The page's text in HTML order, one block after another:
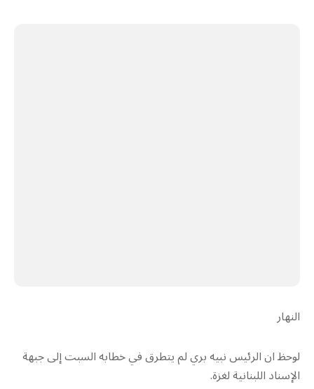
النهار
لوحظ ان الرئيس نبيه بري لم يتطرق في خطابه السبت إلى جبهة
الإسناد اللبنانية لغزة.